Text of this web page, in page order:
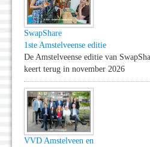
SwapShare
1ste Amstelveense editie
De Amstelveense editie van
keert terug in november 2026
VVD Amstelveen en